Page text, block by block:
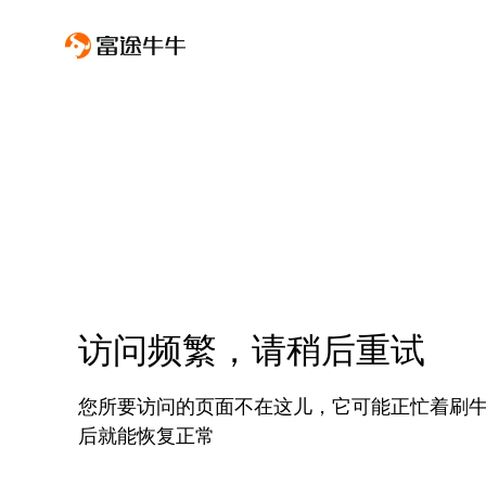
访问频繁，请稍后重试
您所要访问的页面不在这儿，它可能正忙着刷
后就能恢复正常